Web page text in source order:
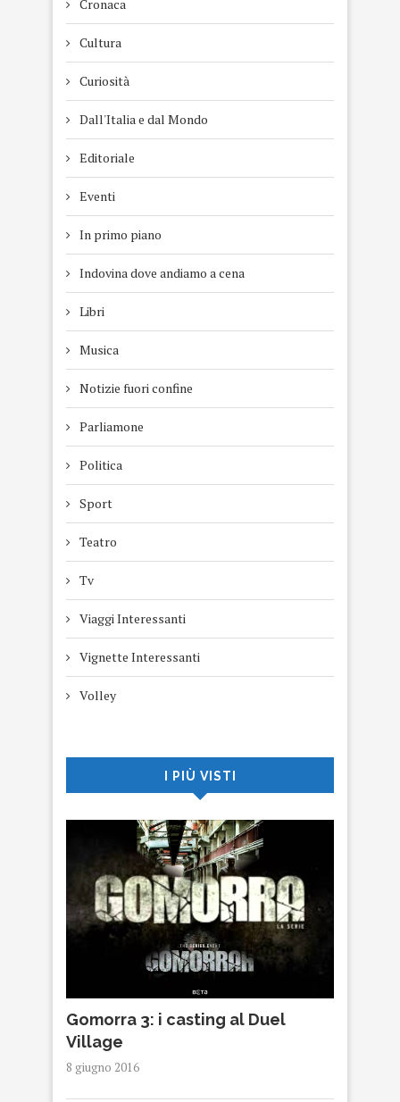
Cronaca
Cultura
Curiosità
Dall'Italia e dal Mondo
Editoriale
Eventi
In primo piano
Indovina dove andiamo a cena
Libri
Musica
Notizie fuori confine
Parliamone
Politica
Sport
Teatro
Tv
Viaggi Interessanti
Vignette Interessanti
Volley
I PIÙ VISTI
Gomorra 3: i casting al Duel
Village
8 giugno 2016